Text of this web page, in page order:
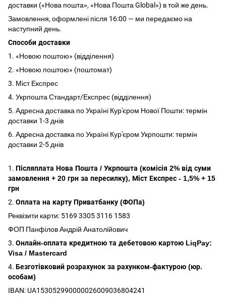
доставки («Нова пошта», «Нова Пошта Global») в той же день.
Замовлення, оформлені після 16:00 — ми передаємо на
наступний день.
Способи доставки
1. «Новою поштою» (відділення)
2. «Новою поштою» (поштомат)
3. Міст Експрес
4. Укрпошта Стандарт/Експрес (відділення)
5. Адресна доставка по Україні Кур'єром Нової Пошти: термін
доставки 1-3 днів
6. Адресна доставка по Україні Кур'єром Укрпошти: термін
доставки 2-5 днів
1. Післяплата Нова Пошта / Укрпошта (комісія 2% від суми
замовлення + 20 грн за пересилку), Міст Експрес - 1,5% + 15
грн
2. Оплата на карту Приватбанку (ФОПа)
Реквізити карти: 5169 3305 3116 1583
ФОП Панфілов Андрій Анатолійович
3. Онлайн-оплата кредитною та дебетовою картою LiqPay:
Visa / Mastercard
4. Безготівковий розрахунок за рахунком-фактурою (юр.
особам)
IBAN: UA153052990000026009036804241